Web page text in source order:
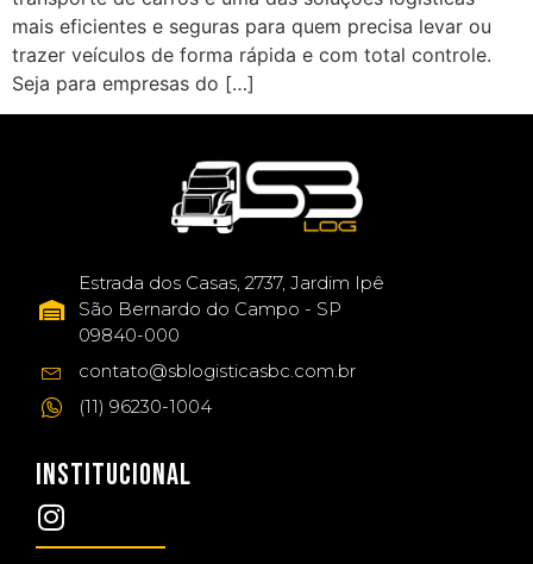
mais eficientes e seguras para quem precisa levar ou
trazer veículos de forma rápida e com total controle.
Seja para empresas do […]
Estrada dos Casas, 2737, Jardim Ipê
São Bernardo do Campo - SP
09840-000
contato@sblogisticasbc.com.br
(11) 96230-1004
INSTITUCIONAL